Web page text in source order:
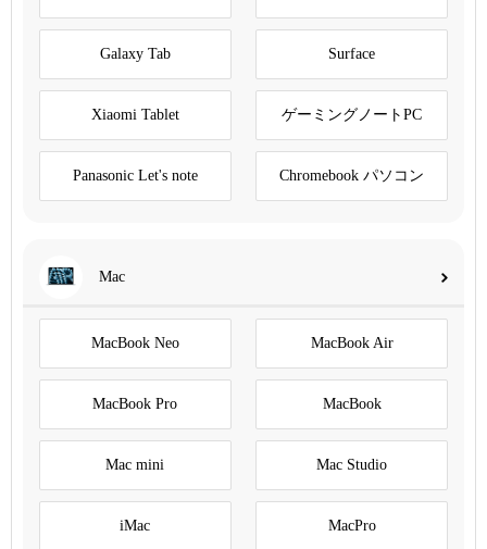
Galaxy Tab Surface
Xiaomi Tablet ゲーミングノートPC
Panasonic Let's note Chromebook パソコン
Mac
MacBook Neo MacBook Air
MacBook Pro MacBook
Mac mini Mac Studio
iMac MacPro